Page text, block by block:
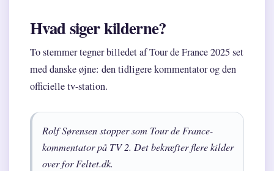
Hvad siger kilderne?
To stemmer tegner billedet af Tour de France 2025 set
med danske øjne: den tidligere kommentator og den
officielle tv-station.
Rolf Sørensen stopper som Tour de France-
kommentator på TV 2. Det bekræfter flere kilder
over for Feltet.dk.